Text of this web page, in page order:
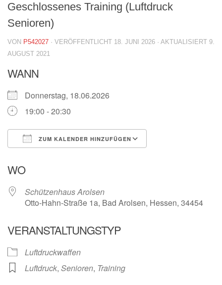
Geschlossenes Training (Luftdruck
Senioren)
VON P542027 · VERÖFFENTLICHT 18. JUNI 2026 · AKTUALISIERT 9.
AUGUST 2021
WANN
Donnerstag, 18.06.2026
19:00 - 20:30
ZUM KALENDER HINZUFÜGEN
WO
Schützenhaus Arolsen
Otto-Hahn-Straße 1a, Bad Arolsen, Hessen, 34454
VERANSTALTUNGSTYP
Luftdruckwaffen
Luftdruck, Senioren, Training